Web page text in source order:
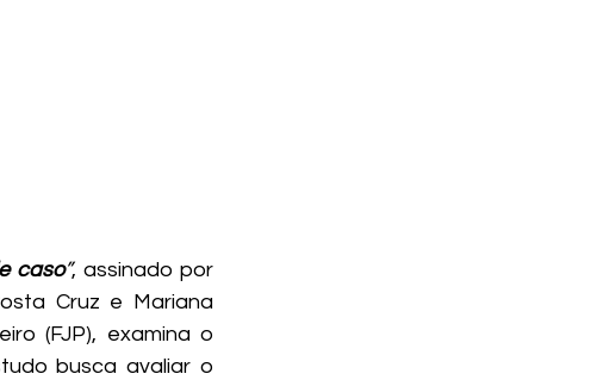
caso”, assinado por
Cruz e Mariana
(FJP), examina o
busca avaliar o